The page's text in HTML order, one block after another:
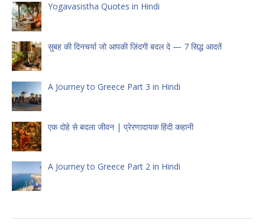
Yogavasistha Quotes in Hindi
सुबह की दिनचर्या जो आपकी ज़िंदगी बदल दे — 7 सिद्ध आदतें
A Journey to Greece Part 3 in Hindi
एक दोहे से बदला जीवन | प्रेरणादायक हिंदी कहानी
A Journey to Greece Part 2 in Hindi